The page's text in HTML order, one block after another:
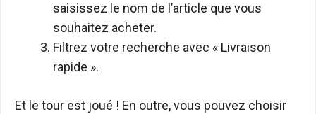
saisissez le nom de l’article que vous
souhaitez acheter.
Filtrez votre recherche avec « Livraison
rapide ».
Et le tour est joué ! En outre, vous pouvez choisir